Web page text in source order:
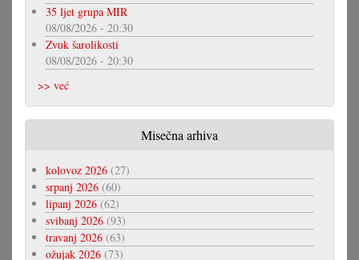
35 ljet grupa MIR
08/08/2026 - 20:30
Zvuk šarolikosti
08/08/2026 - 20:30
>> već
Misečna arhiva
kolovoz 2026 (27)
srpanj 2026 (60)
lipanj 2026 (62)
svibanj 2026 (93)
travanj 2026 (63)
ožujak 2026 (73)